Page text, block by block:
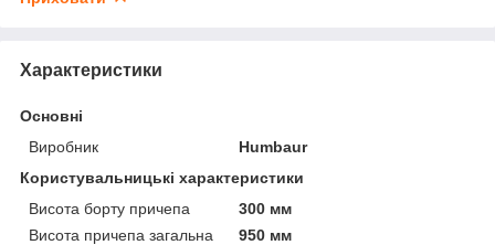
Характеристики
Основні
Виробник
Humbaur
Користувальницькі характеристики
Висота борту причепа
300 мм
Висота причепа загальна
950 мм